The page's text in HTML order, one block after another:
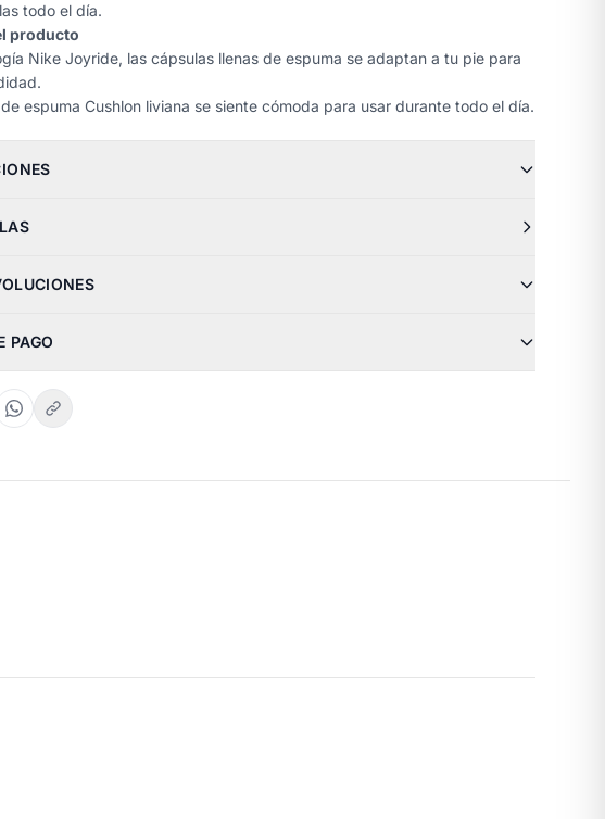
todo el día.
producto
Nike Joyride, las cápsulas llenas de espuma se adaptan a tu pie para
espuma Cushlon liviana se siente cómoda para usar durante todo el día.
PAGO